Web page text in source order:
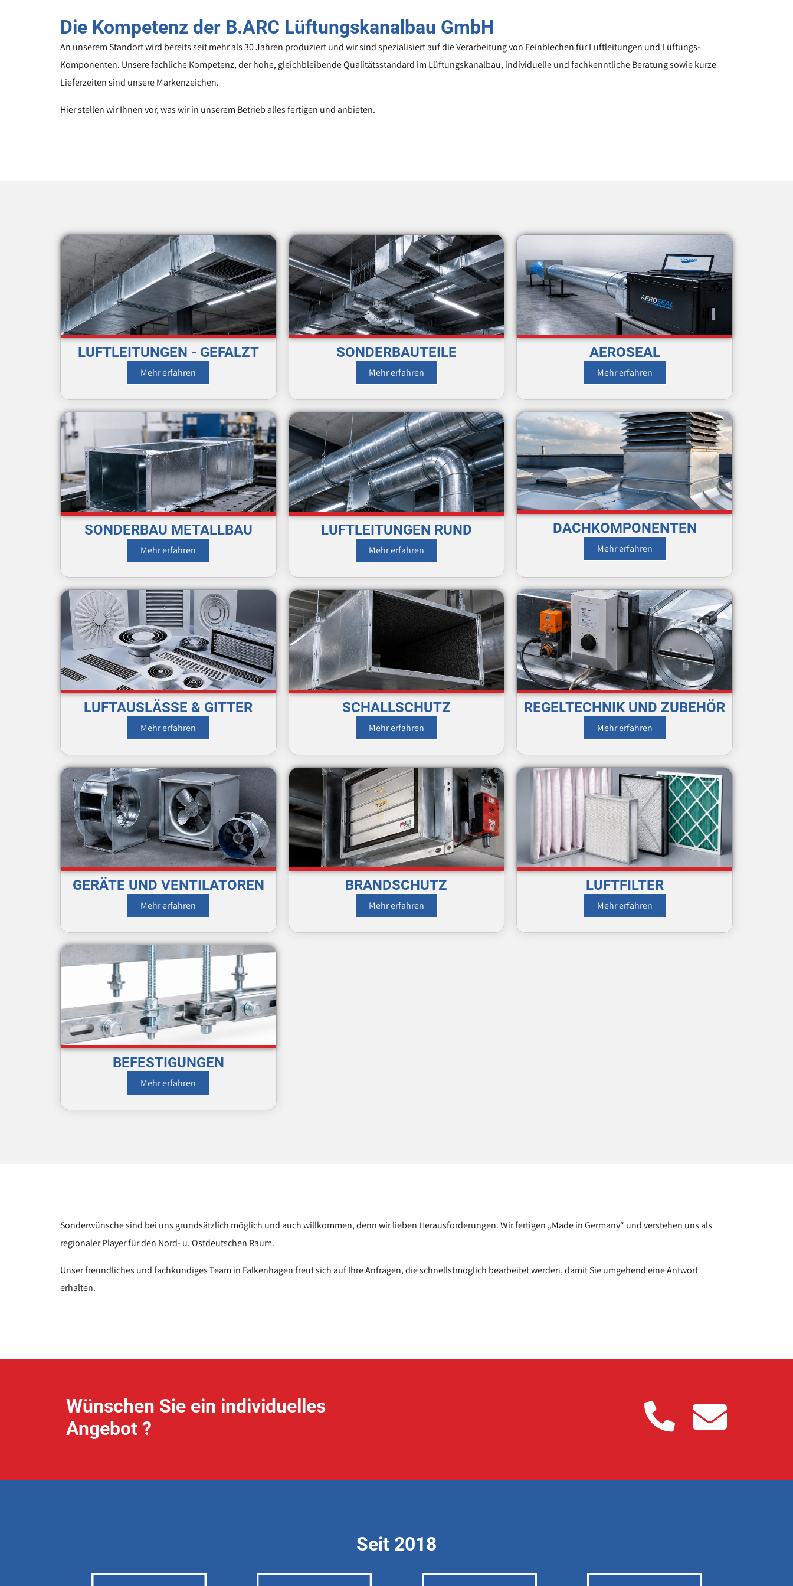
Die Kompetenz der B.ARC Lüftungskanalbau GmbH
An unserem Standort wird bereits seit mehr als 30 Jahren produziert und wir sind spezialisiert auf die Verarbeitung von Feinblechen für Luftleitungen und Lüftungs-
Komponenten. Unsere fachliche Kompetenz, der hohe, gleichbleibende Qualitätsstandard im Lüftungskanalbau, individuelle und fachkenntliche Beratung sowie kurze
Lieferzeiten sind unsere Markenzeichen.
Hier stellen wir Ihnen vor, was wir in unserem Betrieb alles fertigen und anbieten.
LUFTLEITUNGEN - GEFALZT
Mehr erfahren
SONDERBAUTEILE
Mehr erfahren
AEROSEAL
Mehr erfahren
SONDERBAU METALLBAU
Mehr erfahren
LUFTLEITUNGEN RUND
Mehr erfahren
DACHKOMPONENTEN
Mehr erfahren
LUFTAUSLÄSSE & GITTER
Mehr erfahren
SCHALLSCHUTZ
Mehr erfahren
REGELTECHNIK UND ZUBEHÖR
Mehr erfahren
GERÄTE UND VENTILATOREN
Mehr erfahren
BRANDSCHUTZ
Mehr erfahren
LUFTFILTER
Mehr erfahren
BEFESTIGUNGEN
Mehr erfahren
Sonderwünsche sind bei uns grundsätzlich möglich und auch willkommen, denn wir lieben Herausforderungen. Wir fertigen „Made in Germany“ und verstehen uns als
regionaler Player für den Nord- u. Ostdeutschen Raum.
Unser freundliches und fachkundiges Team in Falkenhagen freut sich auf Ihre Anfragen, die schnellstmöglich bearbeitet werden, damit Sie umgehend eine Antwort
erhalten.
Wünschen Sie ein individuelles
Angebot ?
Seit 2018